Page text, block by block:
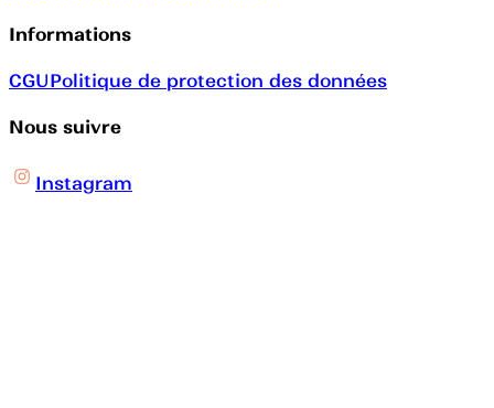
Informations
CGUPolitique de protection des données
Nous suivre
Instagram